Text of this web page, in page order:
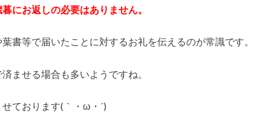
にお返しの必要はありません。
書等で届いたことに対するお礼を伝えるのが常識です。
ませる場合も多いようですね。
ております(｀・ω・´)ゞ